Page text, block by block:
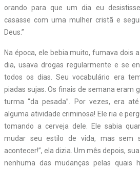
orando para que um dia eu desistisse
casasse com uma mulher cristã e
Deus.”
Na época, ele bebia muito, fumava dois
dia, usava drogas regularmente e se
todos os dias. Seu vocabulário era
piadas sujas. Os finais de semana eram
turma “da pesada”. Por vezes, era
alguma atividade criminosa! Ele ria e
tomando a cerveja dele. Ele sabia
mudar seu estilo de vida, mas sem
acontecer!”, ela dizia. Um mês depois,
nenhuma das mudanças pelas quais